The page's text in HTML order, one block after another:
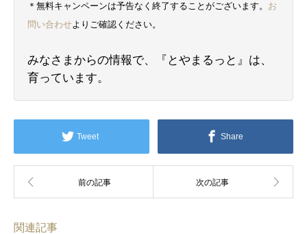
＊無料キャンペーンは予告なく終了することがございます。 お
問い合わせよりご確認ください。
みなさまからの情報で、『とやまるっと』は、
育っています。
Tweet Share
関連記事